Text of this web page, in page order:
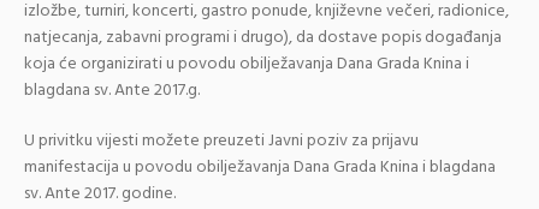
izložbe, turniri, koncerti, gastro ponude, književne večeri, radionice,
natjecanja, zabavni programi i drugo), da dostave popis događanja
koja će organizirati u povodu obilježavanja Dana Grada Knina i
blagdana sv. Ante 2017.g.
U privitku vijesti možete preuzeti Javni poziv za prijavu
manifestacija u povodu obilježavanja Dana Grada Knina i blagdana
sv. Ante 2017. godine.